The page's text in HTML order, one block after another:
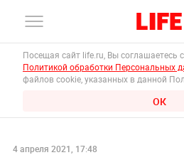
Посещая сайт life.ru, Вы соглашаетесь
Политикой обработки Персональных
файлов cookie, указанных в данной
ОК
4 апреля 2021, 17:48